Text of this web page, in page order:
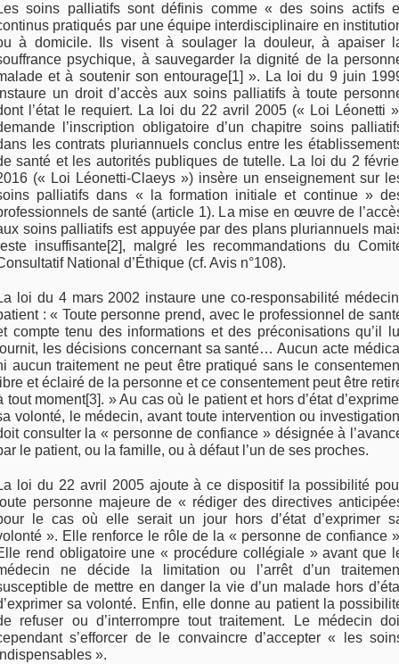
soins palliatifs sont définis comme « des soins actifs
pratiqués par une équipe interdisciplinaire en
à domicile. Ils visent à soulager la douleur, à apaiser
psychique, à sauvegarder la dignité de la
et à soutenir son entourage[1] ». La loi du 9 juin
un droit d’accès aux soins palliatifs à toute
l’état le requiert. La loi du 22 avril 2005 (« Loi Léonetti
l’inscription obligatoire d’un chapitre soins
les contrats pluriannuels conclus entre les
santé et les autorités publiques de tutelle. La loi du 2
(« Loi Léonetti-Claeys ») insère un enseignement sur
palliatifs dans « la formation initiale et continue »
de santé (article 1). La mise en œuvre de
soins palliatifs est appuyée par des plans pluriannuels
insuffisante[2], malgré les recommandations du
National d’Éthique (cf. Avis n°108).
loi du 4 mars 2002 instaure une co-responsabilité
: « Toute personne prend, avec le professionnel de
compte tenu des informations et des préconisations qu’il
les décisions concernant sa santé… Aucun acte
aucun traitement ne peut être pratiqué sans le
et éclairé de la personne et ce consentement peut être
tout moment[3]. » Au cas où le patient et hors d’état
volonté, le médecin, avant toute intervention ou
consulter la « personne de confiance » désignée à
le patient, ou la famille, ou à défaut l’un de ses proches.
loi du 22 avril 2005 ajoute à ce dispositif la possibilité
personne majeure de « rédiger des directives
le cas où elle serait un jour hors d’état d’exprimer
». Elle renforce le rôle de la « personne de confiance
rend obligatoire une « procédure collégiale » avant que
ne décide la limitation ou l’arrêt d’un
de mettre en danger la vie d’un malade hors
sa volonté. Enfin, elle donne au patient la
refuser ou d’interrompre tout traitement. Le médecin
s’efforcer de le convaincre d’accepter « les
».